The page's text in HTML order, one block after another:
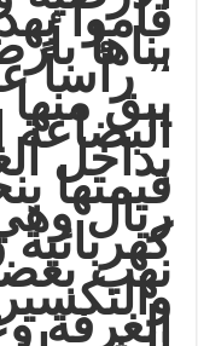
قاموا
بناها
” رأساً
يبق
البضاعة
بداخل
ريال
نهب
الغرفة